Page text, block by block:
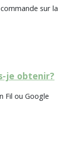
sur la
je obtenir?
Fil ou Google